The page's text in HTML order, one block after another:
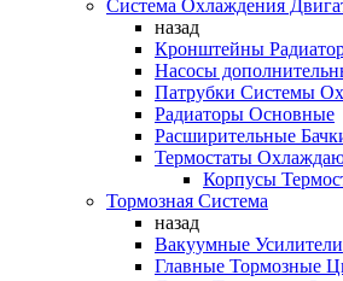
Система Охлаждения
назад
Кронштейны
Насосы
Патрубки Системы
Радиаторы Основные
Расширительные
Термостаты
Корпусы
Тормозная Система
назад
Вакуумные Усилители
Главные Тормозные